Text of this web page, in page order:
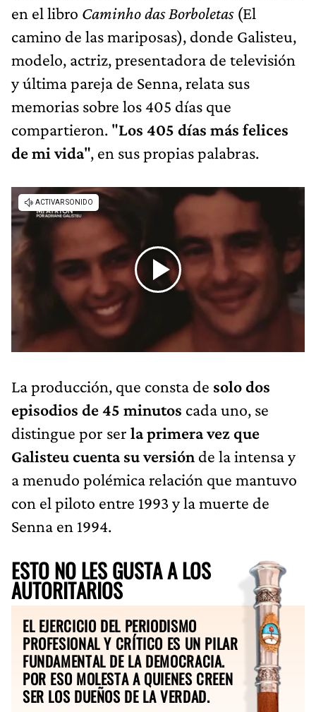
en el libro Caminho das Borboletas(El
camino de las mariposas), donde Galisteu,
modelo, actriz, presentadora de televisión
y última pareja de Senna, relata sus
memorias sobre los 405 días que
compartieron. "Los 405 días más felices
de mi vida", en sus propias palabras.
La producción, que consta de solo dos
episodios de 45 minutos cada uno, se
distingue por ser la primera vez que
Galisteu cuenta su versión de la intensa y
a menudo polémica relación que mantuvo
con el piloto entre 1993 y la muerte de
Senna en 1994.
ESTO NO LES GUSTA A LOS
AUTORITARIOS
EL EJERCICIO DEL PERIODISMO
PROFESIONAL Y CRÍTICO ES UN PILAR
FUNDAMENTAL DE LA DEMOCRACIA.
POR ESO MOLESTA A QUIENES CREEN
SER LOS DUEÑOS DE LA VERDAD.